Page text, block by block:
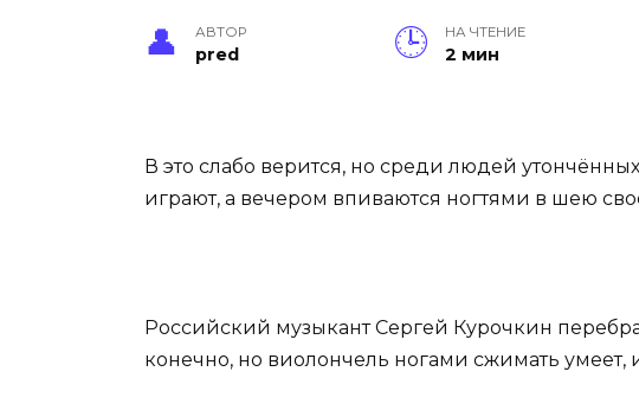
АВТОР
pred
НА ЧТЕНИЕ
2 мин
В это слабо верится, но среди людей
играют, а вечером впиваются ногтями в шею
Российский музыкант Сергей Курочкин
конечно, но виолончель ногами сжимать умеет,